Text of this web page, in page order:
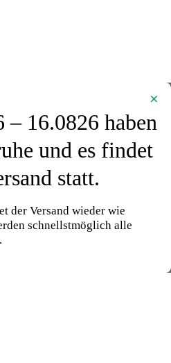
×
– 16.0826 haben
und es findet
statt.
der Versand wieder wie
schnellstmöglich alle